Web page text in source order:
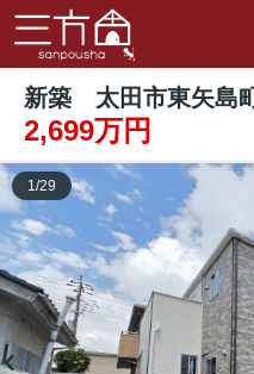
新築 太田市東矢島
2,699万円
1/29